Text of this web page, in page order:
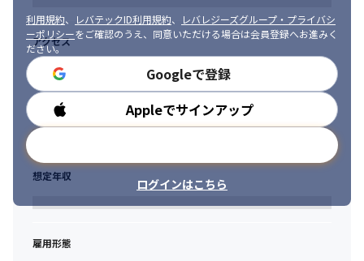
利用規約、 レバテックID利用規約、
レバレジーズグループ・プライバシ
ーポリシーをご確認のうえ、同意いただける場合は会員登録へお進みく
ださい。
Googleで登録
Appleでサインアップ
ログインはこちら
アクセス
勤務時間
想定年収
雇用形態